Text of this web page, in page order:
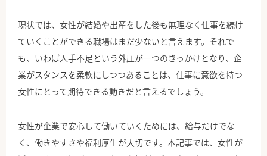
現状では、女性が結婚や出産をした後も無理なく仕事を続け
ていくことができる職場はまだ少ないと言えます。それで
も、いわば人手不足という外圧が一つのきっかけとなり、企
業がスタンスを柔軟にしつつあることは、仕事に意欲を持つ
女性にとって期待できる動きだと言えるでしょう。
女性が企業で安心して働いていくためには、給与だけでな
く、働きやすさや福利厚生が大切です。本記事では、女性が